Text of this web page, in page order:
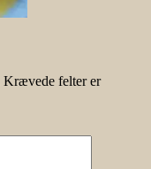
Krævede felter er